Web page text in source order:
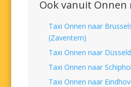
Ook vanuit Onnen
Taxi Onnen naar
(Zaventem)
Taxi Onnen naar
Taxi Onnen naar
Taxi Onnen naar